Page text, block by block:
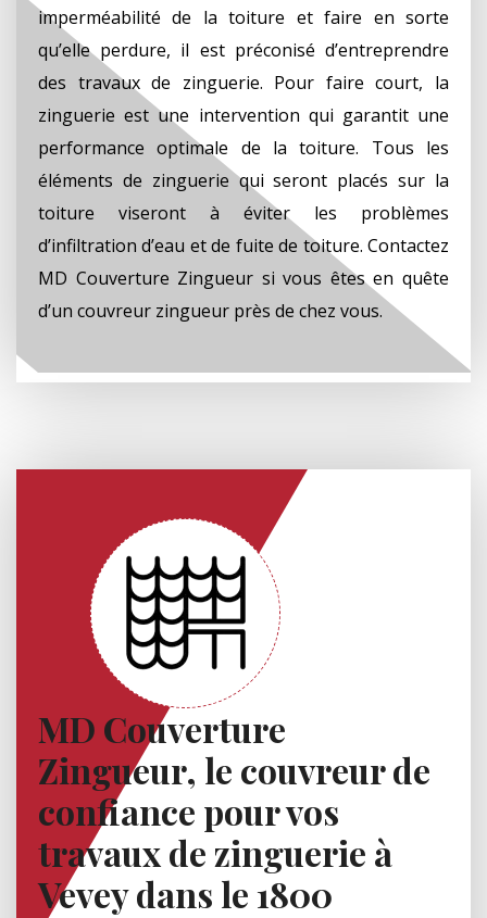
imperméabilité de la toiture et faire en sorte
qu’elle perdure, il est préconisé d’entreprendre
des travaux de zinguerie. Pour faire court, la
zinguerie est une intervention qui garantit une
performance optimale de la toiture. Tous les
éléments de zinguerie qui seront placés sur la
toiture viseront à éviter les problèmes
d’infiltration d’eau et de fuite de toiture. Contactez
MD Couverture Zingueur si vous êtes en quête
d’un couvreur zingueur près de chez vous.
MD Couverture
Zingueur, le couvreur de
confiance pour vos
travaux de zinguerie à
Vevey dans le 1800